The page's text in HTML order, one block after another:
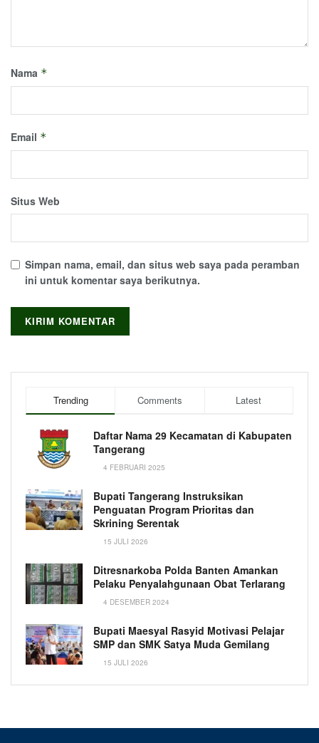
Nama *
Email *
Situs Web
Simpan nama, email, dan situs web saya pada peramban
ini untuk komentar saya berikutnya.
Trending Comments Latest
Daftar Nama 29 Kecamatan di Kabupaten
Tangerang
4 FEBRUARI 2025
Bupati Tangerang Instruksikan
Penguatan Program Prioritas dan
Skrining Serentak
15 JULI 2026
Ditresnarkoba Polda Banten Amankan
Pelaku Penyalahgunaan Obat Terlarang
4 DESEMBER 2024
Bupati Maesyal Rasyid Motivasi Pelajar
SMP dan SMK Satya Muda Gemilang
15 JULI 2026